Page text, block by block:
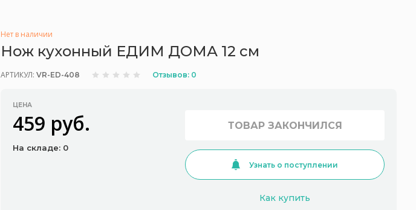
Нет в наличии
Нож кухонный ЕДИМ ДОМА 12 см
АРТИКУЛ: VR-ED-408 Отзывов: 0
ЦЕНА
459 руб.
На складе: 0
ТОВАР ЗАКОНЧИЛСЯ
Узнать о поступлении
Как купить